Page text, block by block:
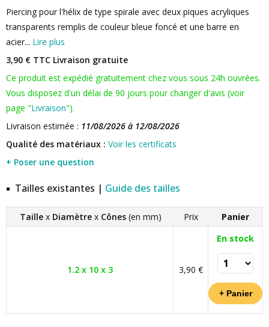
Piercing pour l'hélix de type spirale avec deux piques acryliques
transparents remplis de couleur bleue foncé et une barre en
acier... Lire plus
3,90 € TTC Livraison gratuite
Ce produit est expédié gratuitement chez vous sous 24h ouvrées.
Vous disposez d'un délai de 90 jours pour changer d'avis (voir
page "Livraison").
Livraison estimée : 11/08/2026 à 12/08/2026
Qualité des matériaux : Voir les certificats
+ Poser une question
Tailles existantes | Guide des tailles
Taillex Diamètrex Cônes(en mm) Prix Panier
1.2 x 10 x 3 3,90 €
En stock